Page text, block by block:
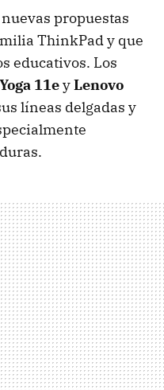
propuestas
ThinkPad y que
educativos. Los
11eyLenovo
líneas delgadas y